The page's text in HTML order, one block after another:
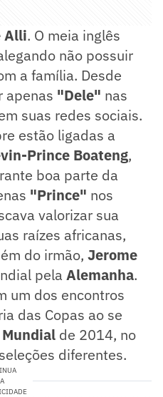
Alli. O meia inglês
não possuir
a família. Desde
apenas "Dele" nas
suas redes sociais.
estão ligadas a
Prince Boateng,
boa parte da
"Prince" nos
valorizar sua
raízes africanas,
do irmão, Jerome
pela Alemanha.
um dos encontros
das Copas ao se
Mundial de 2014, no
diferentes.